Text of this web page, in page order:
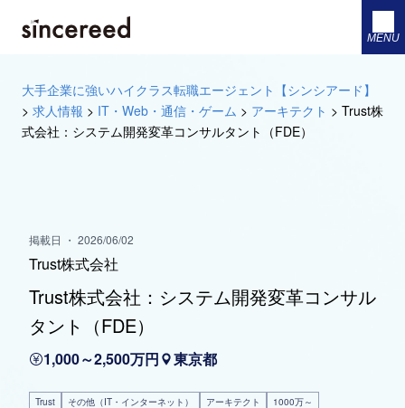
MENU
大手企業に強いハイクラス転職エージェント【シンシアード】
> 求人情報 > IT・Web・通信・ゲーム > アーキテクト > Trust株
式会社：システム開発変革コンサルタント（FDE）
掲載日 ・ 2026/06/02
Trust株式会社
Trust株式会社：システム開発変革コンサル
タント（FDE）
1,000～2,500万円 東京都
Trust その他（IT・インターネット） アーキテクト 1000万～